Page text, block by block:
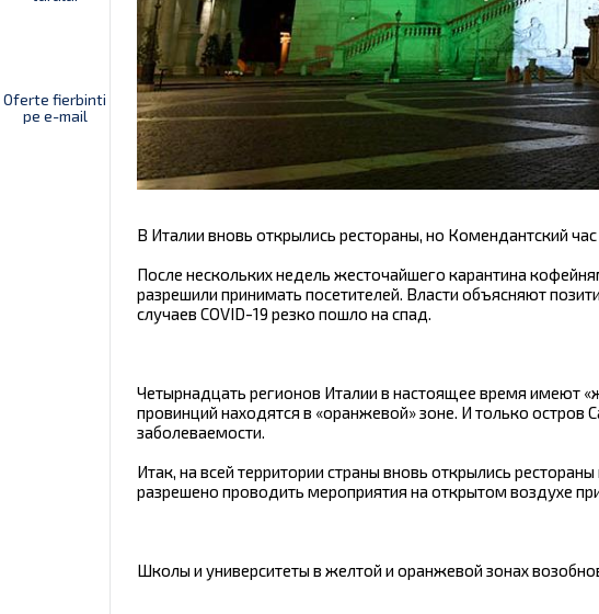
Oferte fierbinti
pe e-mail
В Италии вновь открылись рестораны, но Комендантский
После нескольких недель жесточайшего карантина
разрешили принимать посетителей. Власти объясняют
случаев COVID-19 резко пошло на спад.
Четырнадцать регионов Италии в настоящее время имеют
провинций находятся в «оранжевой» зоне. И только остров
заболеваемости.
Итак, на всей территории страны вновь открылись
разрешено проводить мероприятия на открытом воздухе
Школы и университеты в желтой и оранжевой зонах